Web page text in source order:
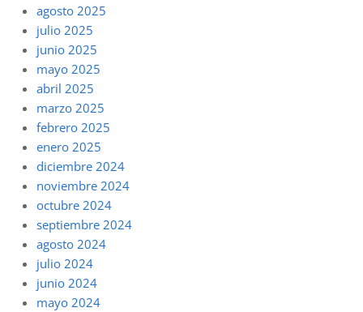
agosto 2025
julio 2025
junio 2025
mayo 2025
abril 2025
marzo 2025
febrero 2025
enero 2025
diciembre 2024
noviembre 2024
octubre 2024
septiembre 2024
agosto 2024
julio 2024
junio 2024
mayo 2024